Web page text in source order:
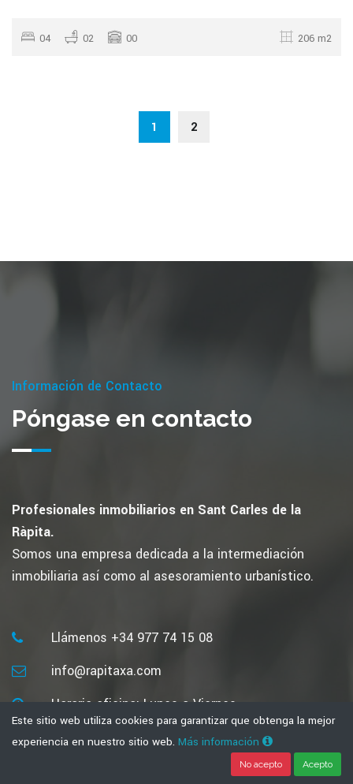
04 02 00 206 m2
1 2
Información de Contacto
Póngase en contacto
Profesionales inmobiliarios en Sant Carles de la
Ràpita.
Somos una empresa dedicada a la intermediación
inmobiliaria así como al asesoramiento urbanístico.
Llámenos +34 977 74 15 08
info@rapitaxa.com
Horario oficina: Lunes a Viernes
9:00 a 13:00 hrs y 17:00 a 19:00 hrs
Sábados: 10:00 a 13:00 hrs
Este sitio web utiliza cookies para garantizar que obtenga la mejor
experiencia en nuestro sitio web. Más información
No acepto Acepto